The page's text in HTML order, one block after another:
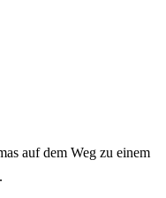
auf dem Weg zu einem